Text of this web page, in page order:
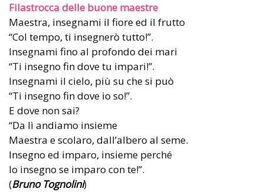
Filastrocca delle buone maestre
Maestra, insegnami il fiore ed il frutto
“Col tempo, ti insegnerò tutto!”.
Insegnami fino al profondo dei mari
“Ti insegno fin dove tu impari!”.
Insegnami il cielo, più su che si può
“Ti insegno fin dove io so!”.
E dove non sai?
“Da lì andiamo insieme
Maestra e scolaro, dall’albero al seme.
Insegno ed imparo, insieme perché
Io insegno se imparo con te!”.
(Bruno Tognolini)